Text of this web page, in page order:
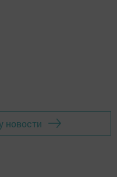
новости